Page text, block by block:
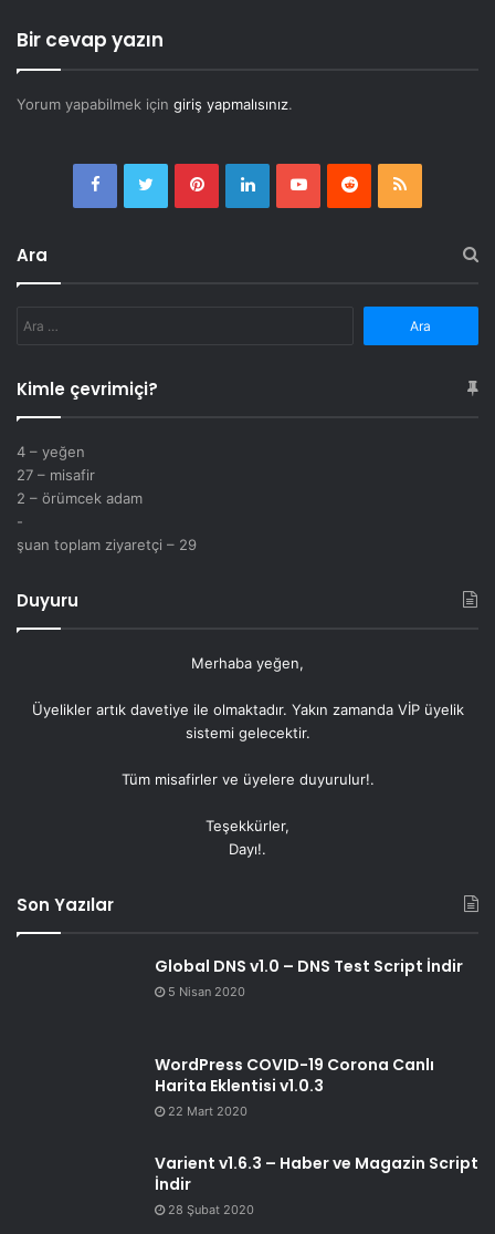
Bir cevap yazın
Yorum yapabilmek için giriş yapmalısınız.
FacebookTwitterPinterestLinkedInYouTubeRedditRSS
Ara
Kimle çevrimiçi?
4 – yeğen
27 – misafir
2 – örümcek adam
-
şuan toplam ziyaretçi – 29
Duyuru
Merhaba yeğen,
Üyelikler artık davetiye ile olmaktadır. Yakın zamanda VİP üyelik
sistemi gelecektir.
Tüm misafirler ve üyelere duyurulur!.
Teşekkürler,
Dayı!.
Son Yazılar
Global DNS v1.0 – DNS Test Script İndir
5 Nisan 2020
WordPress COVID-19 Corona Canlı
Harita Eklentisi v1.0.3
22 Mart 2020
Varient v1.6.3 – Haber ve Magazin Script
İndir
28 Şubat 2020